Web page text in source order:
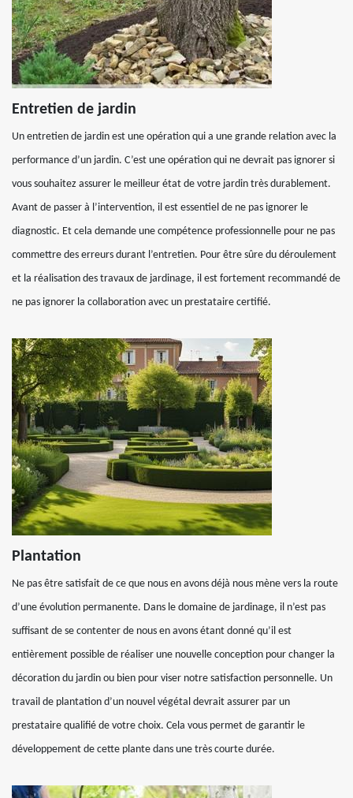
Entretien de jardin
Un entretien de jardin est une opération qui a une grande relation avec la
performance d’un jardin. C’est une opération qui ne devrait pas ignorer si
vous souhaitez assurer le meilleur état de votre jardin très durablement.
Avant de passer à l’intervention, il est essentiel de ne pas ignorer le
diagnostic. Et cela demande une compétence professionnelle pour ne pas
commettre des erreurs durant l’entretien. Pour être sûre du déroulement
et la réalisation des travaux de jardinage, il est fortement recommandé de
ne pas ignorer la collaboration avec un prestataire certifié.
Plantation
Ne pas être satisfait de ce que nous en avons déjà nous mène vers la route
d’une évolution permanente. Dans le domaine de jardinage, il n’est pas
suffisant de se contenter de nous en avons étant donné qu’il est
entièrement possible de réaliser une nouvelle conception pour changer la
décoration du jardin ou bien pour viser notre satisfaction personnelle. Un
travail de plantation d’un nouvel végétal devrait assurer par un
prestataire qualifié de votre choix. Cela vous permet de garantir le
développement de cette plante dans une très courte durée.